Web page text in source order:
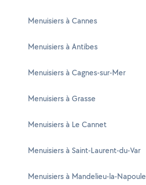
Menuisiers à Cannes
Menuisiers à Antibes
Menuisiers à Cagnes-sur-Mer
Menuisiers à Grasse
Menuisiers à Le Cannet
Menuisiers à Saint-Laurent-du-Var
Menuisiers à Mandelieu-la-Napoule